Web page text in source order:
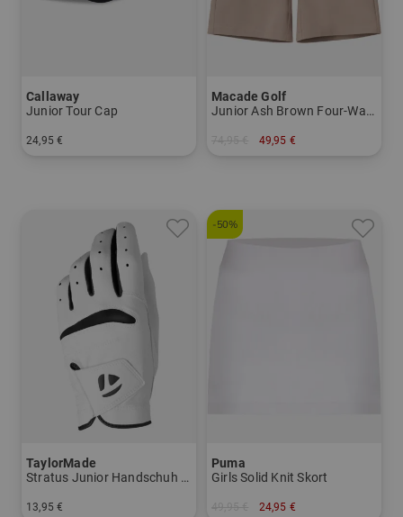
Callaway
Junior Tour Cap
24,95 €
Macade Golf
Junior Ash Brown Four-Way Stretch Shorts
49,95 €
TaylorMade
Stratus Junior Handschuh für die linke Hand
13,95 €
-50%
Puma
Girls Solid Knit Skort
24,95 €